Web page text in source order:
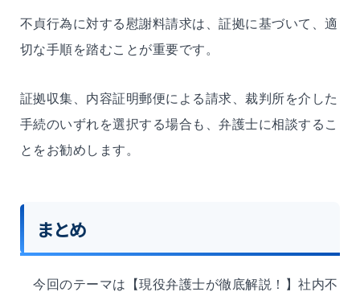
不貞行為に対する慰謝料請求は、証拠に基づいて、適
切な手順を踏むことが重要です。
証拠収集、内容証明郵便による請求、裁判所を介した
手続のいずれを選択する場合も、弁護士に相談するこ
とをお勧めします。
まとめ
今回のテーマは【現役弁護士が徹底解説！】社内不